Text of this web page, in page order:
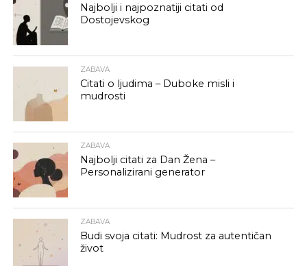
Najbolji i najpoznatiji citati od
Dostojevskog
ZABAVA
Citati o ljudima – Duboke misli i
mudrosti
ZABAVA
Najbolji citati za Dan Žena –
Personalizirani generator
ZABAVA
Budi svoja citati: Mudrost za autentičan
život